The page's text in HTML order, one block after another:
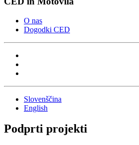
O nas
Dogodki CED
Slovenščina
English
Podprti projekti